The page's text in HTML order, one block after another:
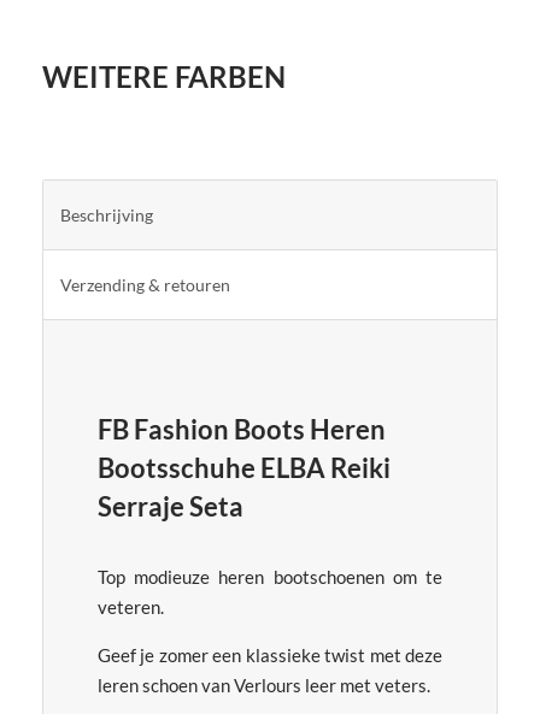
WEITERE FARBEN
Beschrijving
Verzending & retouren
FB Fashion Boots Heren
Bootsschuhe ELBA Reiki
Serraje Seta
Top modieuze heren bootschoenen om te
veteren.
Geef je zomer een klassieke twist met deze
leren schoen van Verlours leer met veters.